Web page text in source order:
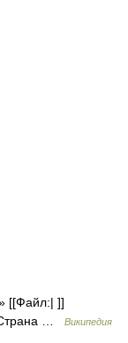
[[Файл:| ]]
Страна …
Википедия